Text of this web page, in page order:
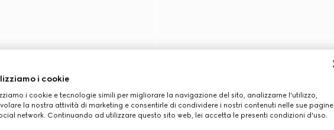
i cookie
i cookie e tecnologie simili per migliorare la navigazione del sito, analizzarne l'utilizzo,
la nostra attività di marketing e consentirle di condividere i nostri contenuti nelle sue pagine
network. Continuando ad utilizzare questo sito web, lei accetta le presenti condizioni d'uso.